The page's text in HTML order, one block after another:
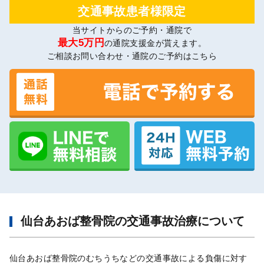
交通事故患者様限定
当サイトからのご予約・通院で
最大5万円の通院支援金が貰えます。
ご相談お問い合わせ・通院のご予約はこちら
仙台あおば整骨院の交通事故治療について
仙台あおば整骨院のむちうちなどの交通事故による負傷に対す